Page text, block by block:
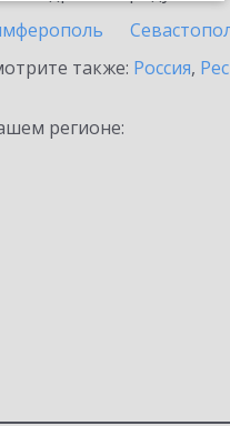
также: Россия,
регионе: